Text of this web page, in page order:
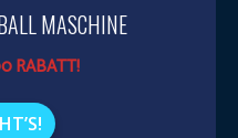
MASCHINE
RABATT!